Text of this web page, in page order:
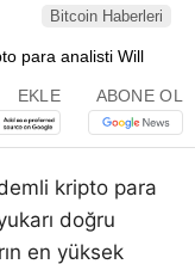
Bitcoin Haberleri
EKLE ABONE OL
kripto para
doğru
en yüksek